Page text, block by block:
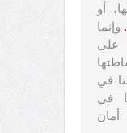
أو
وإنما
على
في
في
أمان